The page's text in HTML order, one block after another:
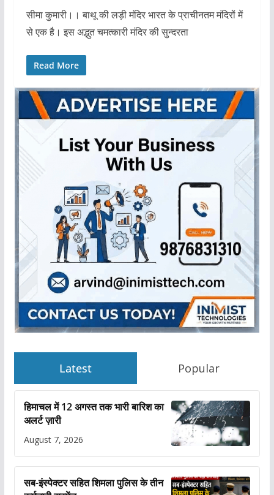
सीमा कुमारी।। बाथू की लड़ी मंदिर भारत के प्राचीनतम मंदिरों में
से एक है। इस अद्भुत चमत्कारी मंदिर की सुन्दरता
Read More
Latest Popular
हिमाचल में 12 अगस्त तक भारी बारिश का
अलर्ट ज़ारी
August 7, 2026
सब-इंस्पेक्टर सहित शिमला पुलिस के तीन